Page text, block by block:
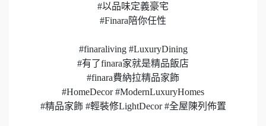
#以品味定義豪宅
#Finara陪你任性
#finaraliving #LuxuryDining
#有了finara家就是精品飯店
#finara費納拉精品家飾
#HomeDecor #ModernLuxuryHomes
#精品家飾 #輕裝修LightDecor #全屋陳列佈置